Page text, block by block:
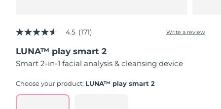
4.5
of
5
stars,
rating
Read
4.5 (171) Write a review
LUNA™ play smart 2
Smart 2-in-1 facial analysis & cleansing device
Choose your product: LUNA™ play smart 2